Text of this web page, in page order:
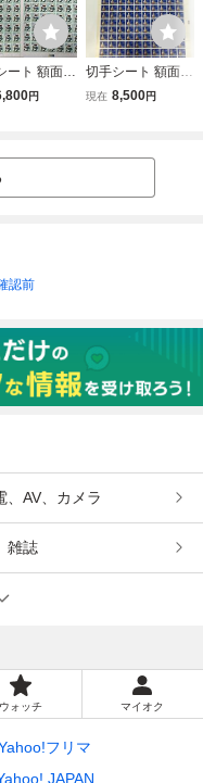
ート 額面8
40円 100
円
切手シート 額面1
0000円分 50円 10
現在 8,500円
認前
、AV、カメラ
雑誌
ウォッチ マイオク
フリマ
JAPAN